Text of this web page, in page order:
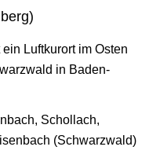
ein Luftkurort im Osten
in Baden-
Schollach,
(Schwarzwald)